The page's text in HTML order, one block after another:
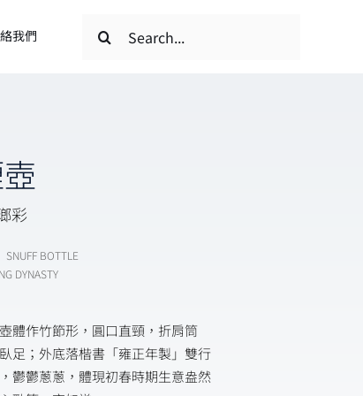
我們
彩
BOTTLE
DYNASTY
體作竹節形，圓口直頸，折肩筒
足；外底落楷書「雍正年製」雙行
鬱鬱蔥蔥，體現初春時期生意盎然